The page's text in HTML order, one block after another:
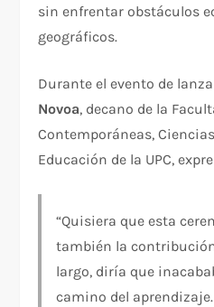
sin enfrentar obstáculos
geográficos.
Durante el evento de
Novoa, decano de la
Contemporáneas,
Educación de la UPC,
“Quisiera que esta
también la contribución
largo, diría que
camino del